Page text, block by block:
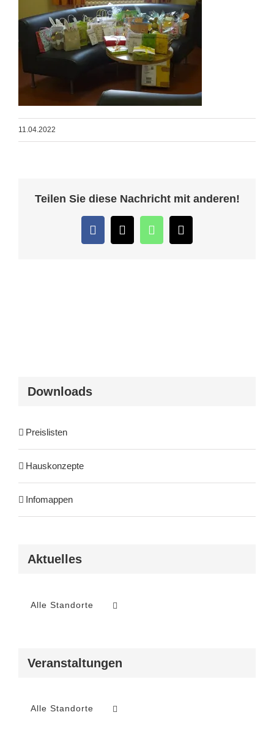
11.04.2022
Teilen Sie diese Nachricht mit anderen!
FacebookTwitterWhatsApp
E-
Mail
Downloads
Preislisten
Hauskonzepte
Infomappen
Aktuelles
Alle Standorte
Veranstaltungen
Alle Standorte